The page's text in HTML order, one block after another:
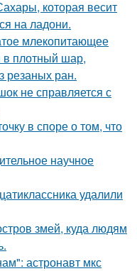
которая весит
на ладони.
млекопитающее
в плотный шар,
резаных ран.
не справляется с
в споре о том, что
научное
удалили
змей, куда людям
астронавт мкс